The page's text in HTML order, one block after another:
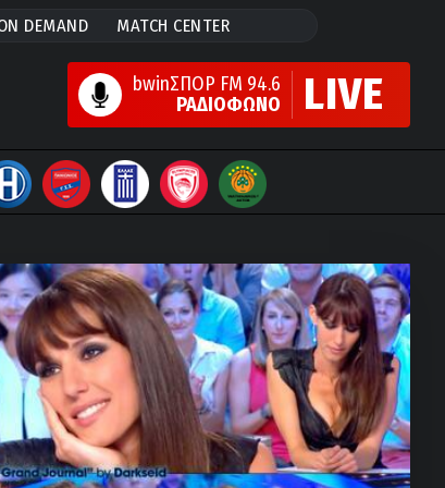
DEMAND MATCH CENTER
bwinΣΠΟΡ FM 94.6
ΡΑΔΙΟΦΩΝΟ
LIVE